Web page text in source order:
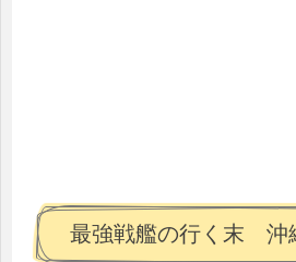
最強戦艦の行く末 沖